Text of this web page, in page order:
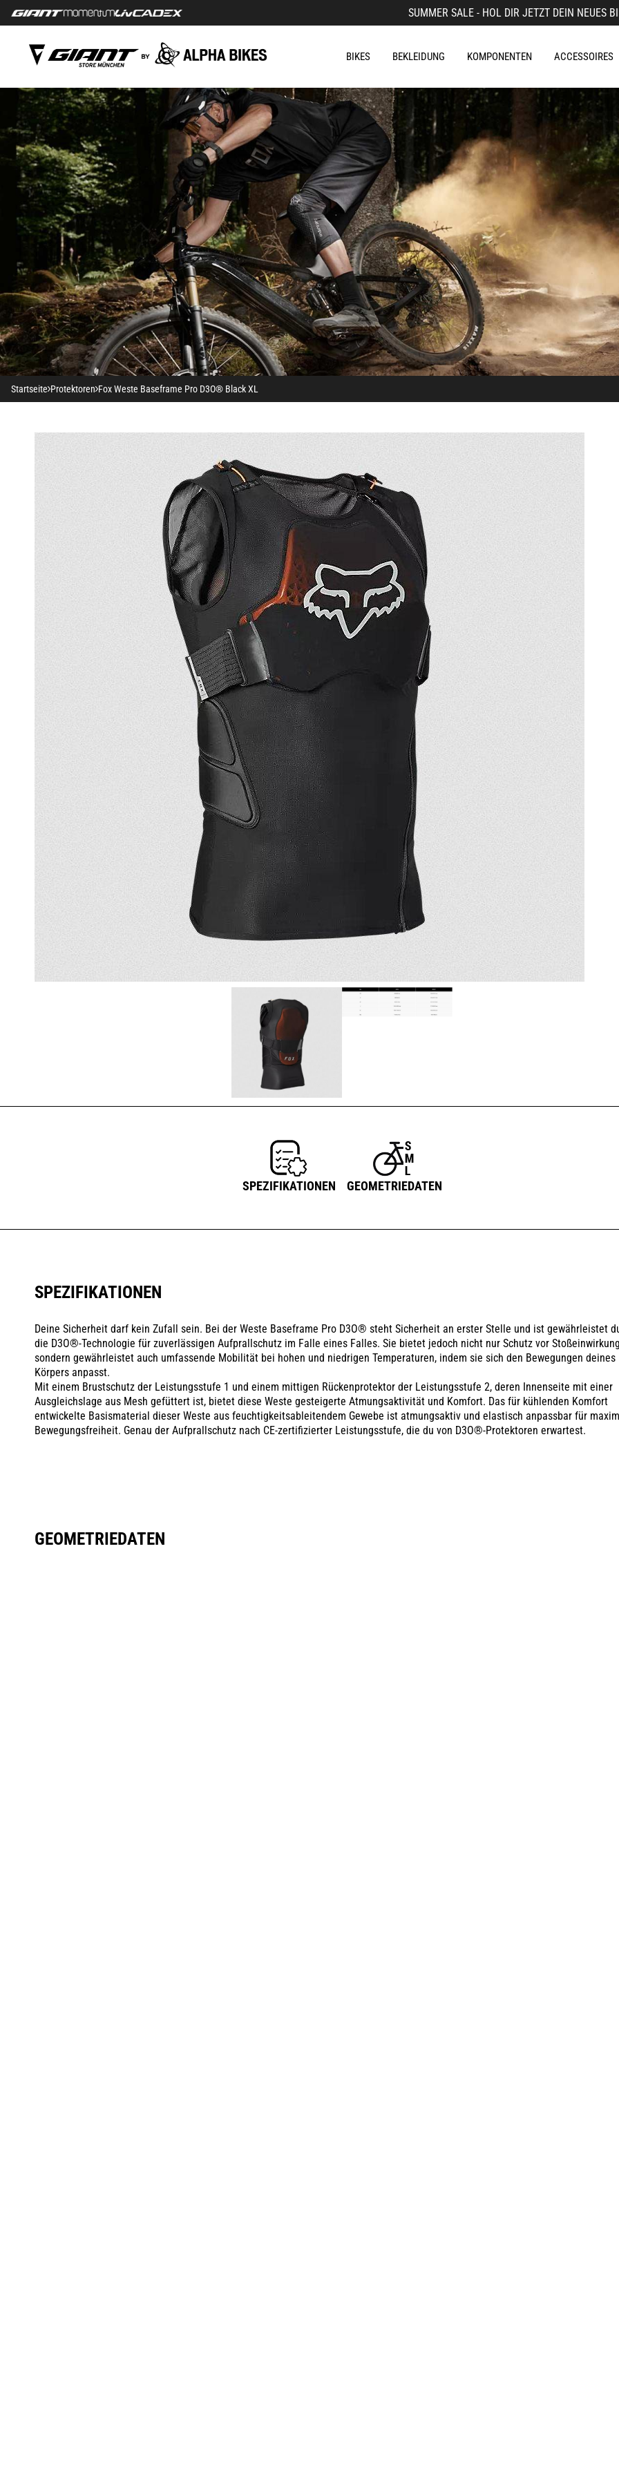
SUMMER SALE - HOL DIR JETZT DEIN NEUES
BIKES BEKLEIDUNG KOMPONENTEN ACCESSOIRES
Startseite Protektoren Fox Weste Baseframe Pro D3O® Black XL
SPEZIFIKATIONEN GEOMETRIEDATEN
SPEZIFIKATIONEN
Deine Sicherheit darf kein Zufall sein. Bei der Weste Baseframe Pro D3O® steht Sicherheit an erster Stelle und ist gewährleistet
die D3O®-Technologie für zuverlässigen Aufprallschutz im Falle eines Falles. Sie bietet jedoch nicht nur Schutz vor
sondern gewährleistet auch umfassende Mobilität bei hohen und niedrigen Temperaturen, indem sie sich den Bewegungen deines
Körpers anpasst.
Mit einem Brustschutz der Leistungsstufe 1 und einem mittigen Rückenprotektor der Leistungsstufe 2, deren Innenseite mit einer
Ausgleichslage aus Mesh gefüttert ist, bietet diese Weste gesteigerte Atmungsaktivität und Komfort. Das für kühlenden Komfort
entwickelte Basismaterial dieser Weste aus feuchtigkeitsableitendem Gewebe ist atmungsaktiv und elastisch anpassbar für
Bewegungsfreiheit. Genau der Aufprallschutz nach CE-zertifizierter Leistungsstufe, die du von D3O®-Protektoren erwartest.
GEOMETRIEDATEN